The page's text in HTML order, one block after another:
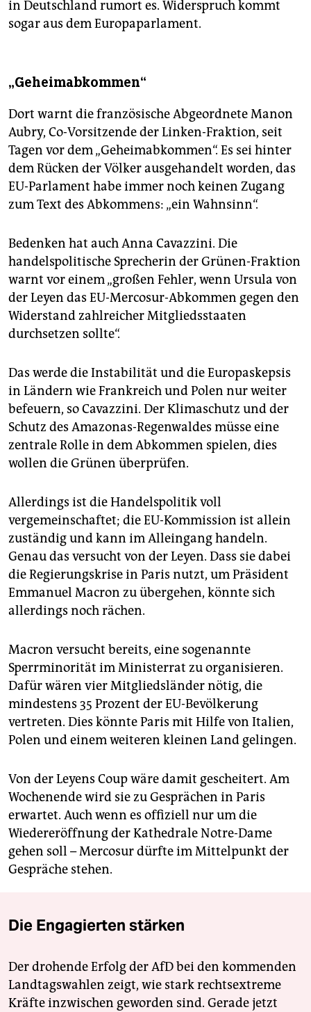
in Deutschland rumort es. Widerspruch kommt
sogar aus dem Europaparlament.
„Geheimabkommen“
Dort warnt die französische Abgeordnete Manon
Aubry, Co-Vorsitzende der Linken-Fraktion, seit
Tagen vor dem „Geheimabkommen“. Es sei hinter
dem Rücken der Völker ausgehandelt worden, das
EU-Parlament habe immer noch keinen Zugang
zum Text des Abkommens: „ein Wahnsinn“.
Bedenken hat auch Anna Cavazzini. Die
handelspolitische Sprecherin der Grünen-Fraktion
warnt vor einem „großen Fehler, wenn Ursula von
der Leyen das EU-Mercosur-Abkommen ­gegen den
Widerstand zahlreicher Mitgliedsstaaten
durchsetzen sollte“.
Das werde die Instabilität und die Europaskepsis
in Ländern wie Frankreich und Polen nur weiter
befeuern, so Cavazzini. Der Klimaschutz und der
Schutz des Amazonas-Regenwaldes müsse eine
zentrale Rolle in dem Abkommen spielen, dies
wollen die Grünen überprüfen.
Allerdings ist die Handelspolitik voll
vergemeinschaftet; die EU-Kommission ist allein
zuständig und kann im ­Alleingang handeln.
Genau das versucht von der Leyen. Dass sie dabei
die Regierungskrise in Paris nutzt, um Präsident
Emmanuel Macron zu über­gehen, könnte sich
allerdings noch r­ächen.
Macron versucht bereits, eine sogenannte
Sperrminorität im Ministerrat zu organisieren.
Dafür wären vier Mitgliedsländer nötig, die
mindestens 35 Prozent der EU-Bevölkerung
vertreten. Dies könnte Paris mit Hilfe von Italien,
Polen und einem weiteren kleinen Land gelingen.
Von der Leyens Coup wäre damit gescheitert. Am
Wochenende wird sie zu Gesprächen in Paris
erwartet. Auch wenn es offiziell nur um die
Wiedereröffnung der Kathedrale Notre-Dame
gehen soll – Mercosur dürfte im Mittelpunkt der
Gespräche stehen.
Die Engagierten stärken
Der drohende Erfolg der AfD bei den kommenden
Landtagswahlen zeigt, wie stark rechtsextreme
Kräfte inzwischen geworden sind. Gerade jetzt